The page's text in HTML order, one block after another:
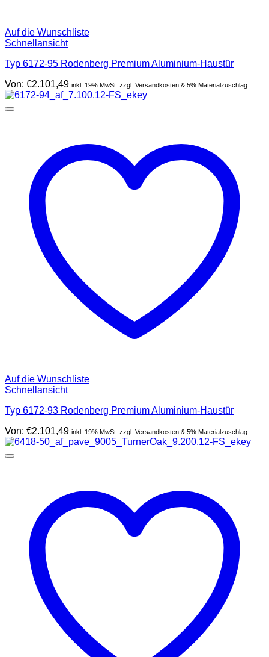
Auf die Wunschliste
Schnellansicht
Typ 6172-95 Rodenberg Premium Aluminium-Haustür
Von: €2.101,49 inkl. 19% MwSt. zzgl. Versandkosten & 5% Materialzuschlag
Auf die Wunschliste
Schnellansicht
Typ 6172-93 Rodenberg Premium Aluminium-Haustür
Von: €2.101,49 inkl. 19% MwSt. zzgl. Versandkosten & 5% Materialzuschlag